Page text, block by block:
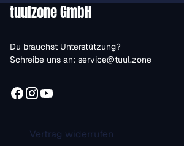
tuulzone GmbH
Du brauchst Unterstützung?
Schreibe uns an: service@tuul.zone
Vertrag widerrufen